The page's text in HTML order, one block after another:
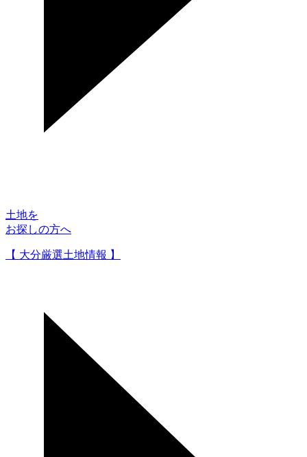
土地を
お探しの方へ
【 大分厳選土地情報 】